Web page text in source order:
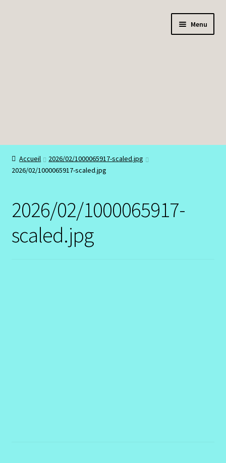
Menu
Boutique
Bracelets
Mon compte
Accueil
2026/02/1000065917-scaled.jpg
2026/02/1000065917-scaled.jpg
2026/02/1000065917-
scaled.jpg